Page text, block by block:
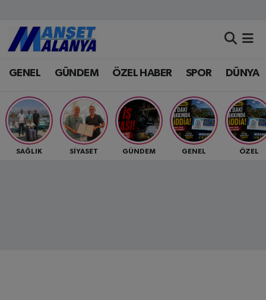
GENEL GÜNDEM ÖZEL HABER SPOR DÜNYA
SAĞLIK SİYASET GÜNDEM GENEL ÖZEL
Antalya Nöbetçi Eczaneler
Antalya Hava Durumu
Antalya Namaz Vakitleri
Antalya Trafik Yoğunluk Haritası